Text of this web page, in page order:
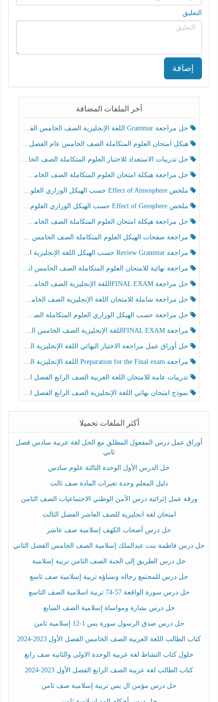
التعليق
إضافة
آخر الملفات المضافة
حل مراجعة Grammar اللغة الإنجليزية الصف الخامس الفصل الثالث
هيكل امتحان العلوم المتكاملة الصف الخامس عام الفصل الدراسي الثالث 2025-2026
حل تدريبات الاستعداد للاختبار العلوم المتكاملة الصف الخامس عام الفصل الثالث
حل مراجعة هيكلة امتحان العلوم المتكاملة الصف الخامس انسبير الفصل الثالث
ملخص Effect of Atmosphere حسب الهيكل الوزاري العلوم المتكاملة الصف الخامس انسبير الفصل الثالث
ملخص Effect of Geosphere حسب الهيكل الوزاري العلوم المتكاملة الصف الخامس انسبير الفصل الثالث
حل مراجعة هيكلة امتحان العلوم المتكاملة الصف الخامس عام الفصل الثالث
مراجعة صفحات الهيكل العلوم المتكاملة الصف الخامس انسبير الفصل الثالث
مراجعة Review Grammar حسب الهيكل اللغة الإنجليزية الصف الخامس الفصل الثالث
مراجعة نهائية للامتحان العلوم المتكاملة الصف الخامس انسبير الفصل الثالث
حل مراجعة FINAL EXAMاللغة الإنجليزية الصف الخامس الفصل الثالث
حل مراجعة شاملة للامتحان اللغة الإنجليزية الصف الخامس الفصل الثالث
حل مراجعة حسب الهيكل الوزاري العلوم المتكاملة الصف الخامس عام الفصل الثالث
مراجعة FINAL EXAMاللغة الإنجليزية الصف الخامس الفصل الثالث
حل أوراق عمل مراجعة الاختبار النهائي اللغة الإنجليزية الصف الرابع الفصل الثالث
مراجعة Preparation for the Final exam اللغة الإنجليزية الصف الرابع الفصل الثالث
تدريبات عامة للامتحان اللغة العربية الصف الرابع الفصل الثالث
نموذج امتحان نهائي اللغة الإنجليزية الصف الرابع الفصل الثالث
أكثر الملفات تحميلا
أوراق عمل درس المفعول المطلق مع الحل لغة عربية سادس فصل
ثاني
حل الدرس الأول الوحدة الثالثة علوم سادس
دليل المعلم وحدة تغيرات المادة صف ثالث
ورقة عمل إثرائية درس الأمن الوطني الاجتماعيات الصف الثامن
امتحان لغة انجليزية للصف العاشر الفصل الثالث
حل درس أصحاب الكهف إسلامية صف عاشر
حل درس فاطمة بنت عبدالملك إسلامية الصف الخامس الفصل الثاني
حل درس الطريق إلى الجنة الصف الثامن تربية إسلامية
حل درس للمجتمع رجاله ونساؤه تربية إسلامية صف تاسع
حل درس سورة الواقعة 57-74 تربية اسلامية الصف التاسع
حل درس بشارة ومواساة إسلامية الصف السابع
حل درس صدق الرسول سورة يس 1-12 إسلامية ثامن
كتاب الطالب اللغة العربية الصف الخامس الفصل الأول 2023-2024
حلول كتاب النشاط لغة عربية الوحدة الاولى والثانية صف رابع
كتاب الطالب لغة عربية الصف الرابع الفصل الأول 2023-2024
حل درس مؤمن ال يس تربية إسلامية صف ثامن